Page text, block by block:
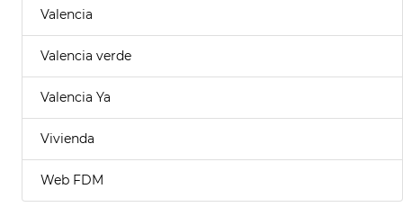
Valencia
Valencia verde
Valencia Ya
Vivienda
Web FDM